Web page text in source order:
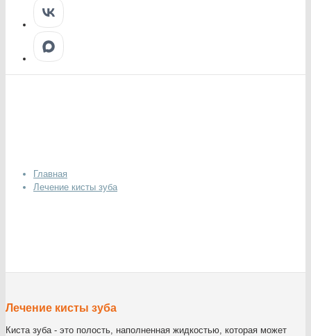
Главная
Лечение кисты зуба
Лечение кисты зуба
Киста зуба - это полость, наполненная жидкостью, которая может